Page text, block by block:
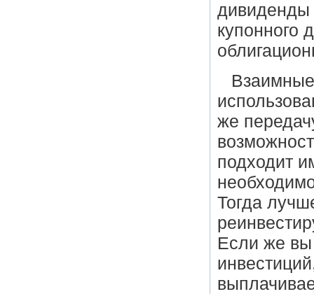
дивиденды
купонного
же
подходит
Тогда
Если же вы